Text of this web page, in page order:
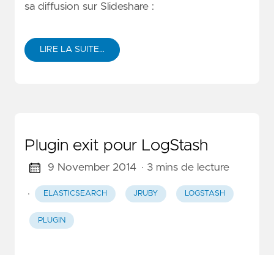
sa diffusion sur Slideshare :
LIRE LA SUITE…
Plugin exit pour LogStash
9 November 2014 · 3 mins de lecture
· ELASTICSEARCH JRUBY LOGSTASH
PLUGIN